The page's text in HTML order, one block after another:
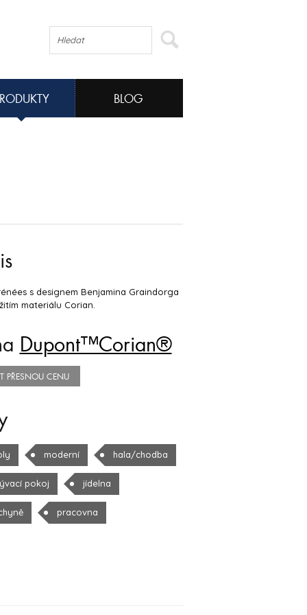
BLOG
s designem Benjamina Graindorga
materiálu Corian.
Dupont™Corian®
PŘESNOU CENU
moderní hala/chodba
pokoj jídelna
pracovna